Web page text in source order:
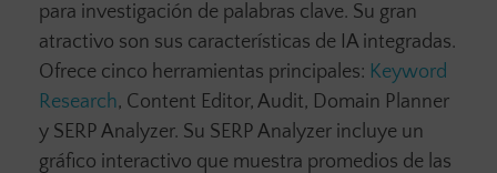
para investigación de palabras clave. Su gran
atractivo son sus características de IA integradas.
Ofrece cinco herramientas principales: Keyword
Research, Content Editor, Audit, Domain Planner
y SERP Analyzer. Su SERP Analyzer incluye un
gráfico interactivo que muestra promedios de las